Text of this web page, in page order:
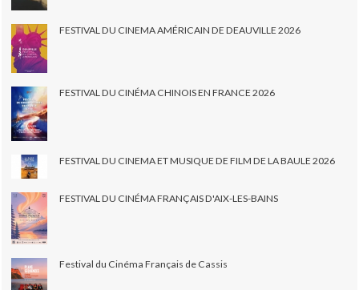
FESTIVAL DU CINEMA AMÉRICAIN DE DEAUVILLE 2026
FESTIVAL DU CINÉMA CHINOIS EN FRANCE 2026
FESTIVAL DU CINEMA ET MUSIQUE DE FILM DE LA BAULE 2026
FESTIVAL DU CINÉMA FRANÇAIS D'AIX-LES-BAINS
Festival du Cinéma Français de Cassis